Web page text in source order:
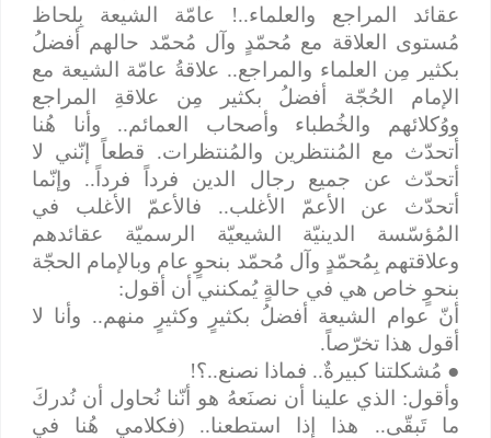
عقائد المراجع والعلماء..! عامّة الشيعة بِلحاظ
مُستوى العلاقة مع مُحمّدٍ وآل مُحمّد حالهم أفضلُ
بكثير مِن العلماء والمراجع.. علاقةُ عامّة الشيعة مع
الإمام الحُجّة أفضلُ بكثير مِن علاقةِ المراجع
ووُكلائهم والخُطباء وأصحاب العمائم.. وأنا هُنا
أتحدّث مع المُنتظرين والمُنتظرات. قطعاً إنّني لا
أتحدّث عن جميع رجال الدين فرداً فرداً.. وإنّما
أتحدّث عن الأعمّ الأغلب.. فالأعمّ الأغلب في
المُؤسّسة الدينيّة الشيعيّة الرسميّة عقائدهم
وعلاقتهم بِمُحمّدٍ وآل مُحمّد بنحوٍ عام وبالإمام الحجّة
بنحوٍ خاص هي في حالةٍ يُمكنني أن أقول:
أنّ عوام الشيعة أفضلُ بكثيرٍ وكثيرٍ منهم.. وأنا لا
أقول هذا تخرّصاً.
●مُشكلتنا كبيرةٌ.. فماذا نصنع..؟!
وأقول: الذي علينا أن نصنَعهُ هو أنّنا نُحاول أن نُدركَ
ما تَبقّى.. هذا إذا استطعنا.. (فكلامي هُنا في